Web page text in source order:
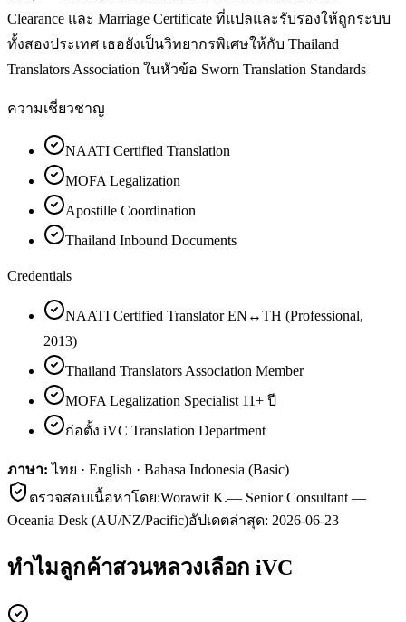
Clearance และ Marriage Certificate ที่แปลและรับรองให้ถูกระบบ
ทั้งสองประเทศ เธอยังเป็นวิทยากรพิเศษให้กับ Thailand
Translators Association ในหัวข้อ Sworn Translation Standards
ความเชี่ยวชาญ
NAATI Certified Translation
MOFA Legalization
Apostille Coordination
Thailand Inbound Documents
Credentials
NAATI Certified Translator EN↔TH (Professional,
2013)
Thailand Translators Association Member
MOFA Legalization Specialist 11+ ปี
ก่อตั้ง iVC Translation Department
ภาษา: ไทย · English · Bahasa Indonesia (Basic)
ตรวจสอบเนื้อหาโดย:Worawit K.— Senior Consultant —
Oceania Desk (AU/NZ/Pacific)อัปเดตล่าสุด: 2026-06-23
ทำไมลูกค้าสวนหลวงเลือก iVC